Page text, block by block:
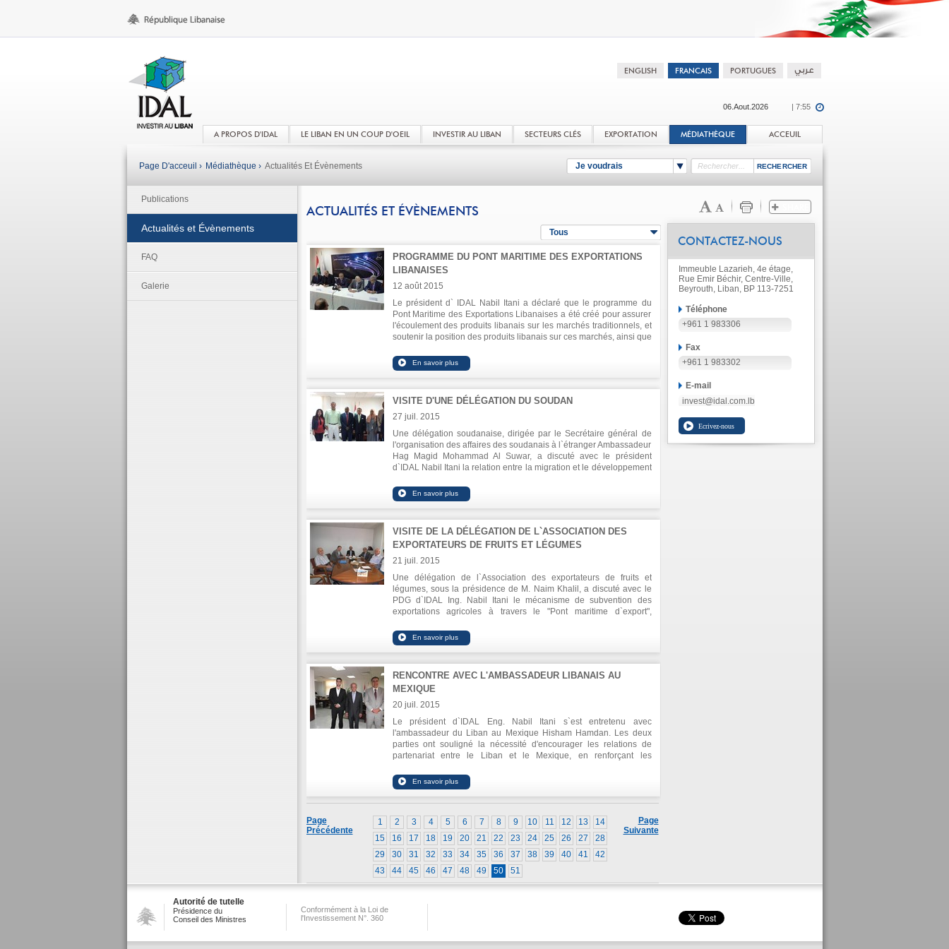
06.Aout.2026 | 7:55
A PROPOS D'IDAL LE LIBAN EN UN COUP D'OEIL INVESTIR AU LIBAN SECTEURS CLÉS EXPORTATION MÉDIATHÈQUE ACCEUIL
Je voudrais
Page D'acceuil › Médiathèque › Actualités Et Évènements
Publications
Actualités et Évènements
FAQ
Galerie
ACTUALITÉS ET ÉVÈNEMENTS
Tous
PROGRAMME DU PONT MARITIME DES EXPORTATIONS
LIBANAISES
12 août 2015
Le président d` IDAL Nabil Itani a déclaré que le programme du
Pont Maritime des Exportations Libanaises a été créé pour assurer
l'écoulement des produits libanais sur les marchés traditionnels, et
soutenir la position des produits libanais sur ces marchés, ainsi que
l'équilibre de l'offre et de la demande sur le marché libanais. Itani a
tenu une conférence de presse le 12 Août 2015 pour annoncer la
21 milliards de Livres Libanaises pour subventionner l'exportation
des produits agricoles et industriels vers les pays arabes à travers
la mer pour une période de sept mois.
VISITE D'UNE DÉLÉGATION DU SOUDAN
27 juil. 2015
Une délégation soudanaise, dirigée par le Secrétaire général de
l'organisation des affaires des soudanais à l`étranger Ambassadeur
Hag Magid Mohammad Al Suwar, a discuté avec le président
d`IDAL Nabil Itani la relation entre la migration et le développement
la diaspora. Les deux parties ont échangé leur expérience dans ce
domaine.
VISITE DE LA DÉLÉGATION DE L`ASSOCIATION DES
EXPORTATEURS DE FRUITS ET LÉGUMES
21 juil. 2015
Une délégation de l`Association des exportateurs de fruits et
légumes, sous la présidence de M. Naim Khalil, a discuté avec le
PDG d`IDAL Ing. Nabil Itani le mécanisme de subvention des
exportations agricoles à travers le "Pont maritime d`export",
déclaré que les exportations agricoles au cours des cinq premiers
mois de 2015 ont enregistré une légère baisse de 2% seulement,
RENCONTRE AVEC L'AMBASSADEUR LIBANAIS AU
MEXIQUE
20 juil. 2015
Le président d`IDAL Eng. Nabil Itani s`est entretenu avec
l'ambassadeur du Liban au Mexique Hisham Hamdan. Les deux
parties ont souligné la nécessité d'encourager les relations de
partenariat entre le Liban et le Mexique, en renforçant les
Page
Suivante
1 2 3 4 5 6 7 8 9 10 11 12 13
14
15
16 17 18 19 20 21 22 23 24 25 26 27
28
29
30 31 32 33 34 35 36 37 38 39 40 41
42
43
44 45 46 47 48 49 50 51
Page
Précédente
CONTACTEZ-NOUS
Immeuble Lazarieh, 4e étage,
Rue Emir Béchir, Centre-Ville,
Beyrouth, Liban, BP 113-7251
Téléphone
+961 1 983306
Fax
+961 1 983302
E-mail
invest@idal.com.lb
Autorité de tutelle
Présidence du
Conseil des Ministres
Conformément à la Loi de
l'Investissement N°. 360